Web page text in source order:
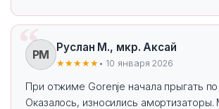
РМ
Руслан М., мкр. Аксай
★★★★★ • 10 января 2026
При отжиме Gorenje начала прыгать по
Оказалось, износились амортизаторы.